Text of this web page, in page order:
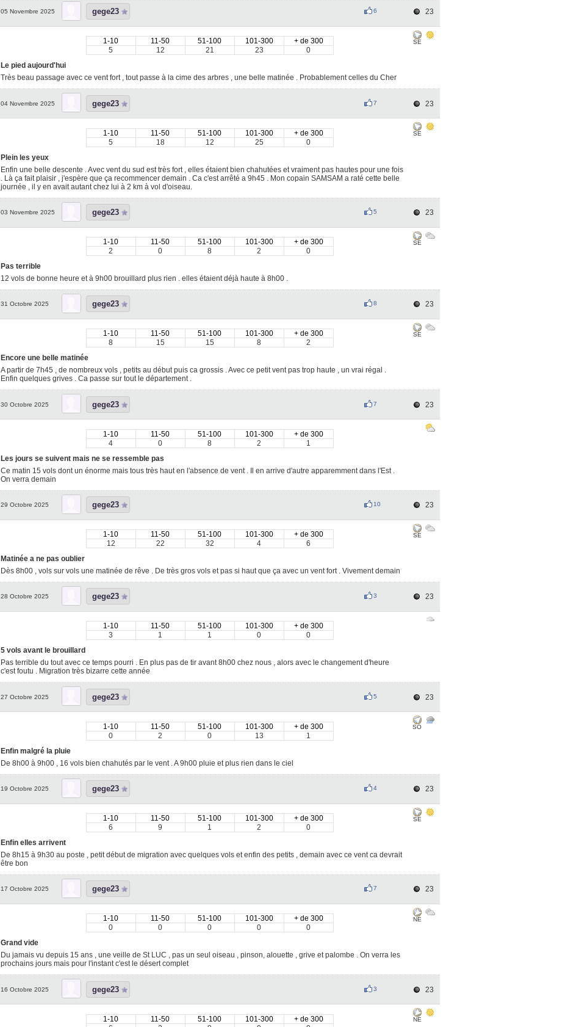
05 Novembre 2025 gege23 6 23
1-10 11-50 51-100 101-300
+ de 300
5
12 21 23
0
Le pied aujourd'hui
Très beau passage avec ce vent fort , tout passe à la cime des arbres , une belle matinée . Probablement celles du Cher
SE
04 Novembre 2025 gege23 7 23
1-10 11-50 51-100 101-300
+ de 300
5
18 12 25
0
Plein les yeux
Enfin une belle descente . Avec vent du sud est très fort , elles étaient bien chahutées et vraiment pas hautes pour une fois
. Là ça fait plaisir , j'espère que ça recommencer demain . Ca c'est arrêté a 9h45 . Mon copain SAMSAM a raté cette belle
journée , il y en avait autant chez lui à 2 km à vol d'oiseau.
SE
03 Novembre 2025 gege23 5 23
1-10 11-50 51-100 101-300
+ de 300
2
0 8 2
0
Pas terrible
12 vols de bonne heure et à 9h00 brouillard plus rien . elles étaient déjà haute à 8h00 .
SE
31 Octobre 2025 gege23 8 23
1-10 11-50 51-100 101-300
+ de 300
8
15 15 8
2
Encore une belle matinée
A partir de 7h45 , de nombreux vols , petits au début puis ca grossis . Avec ce petit vent pas trop haute , un vrai régal .
Enfin quelques grives . Ca passe sur tout le département .
SE
30 Octobre 2025 gege23 7 23
1-10 11-50 51-100 101-300
+ de 300
4
0 8 2
1
Les jours se suivent mais ne se ressemble pas
Ce matin 15 vols dont un énorme mais tous très haut en l'absence de vent . Il en arrive d'autre apparemment dans l'Est .
On verra demain
29 Octobre 2025 gege23 10 23
1-10 11-50 51-100 101-300
+ de 300
12
22 32 4
6
Matinée a ne pas oublier
Dès 8h00 , vols sur vols une matinée de rêve . De très gros vols et pas si haut que ça avec un vent fort . Vivement demain
SE
28 Octobre 2025 gege23 3 23
1-10 11-50 51-100 101-300
+ de 300
3
1 1 0
0
5 vols avant le brouillard
Pas terrible du tout avec ce temps pourri . En plus pas de tir avant 8h00 chez nous , alors avec le changement d'heure
c'est foutu . Migration très bizarre cette année
27 Octobre 2025 gege23 5 23
1-10 11-50 51-100 101-300
+ de 300
0
2 0 13
1
Enfin malgré la pluie
De 8h00 à 9h00 , 16 vols bien chahutés par le vent . A 9h00 pluie et plus rien dans le ciel
SO
19 Octobre 2025 gege23 4 23
1-10 11-50 51-100 101-300
+ de 300
6
9 1 2
0
Enfin elles arrivent
De 8h15 à 9h30 au poste , petit début de migration avec quelques vols et enfin des petits , demain avec ce vent ca devrait
être bon
SE
17 Octobre 2025 gege23 7 23
1-10 11-50 51-100 101-300
+ de 300
0
0 0 0
0
Grand vide
Du jamais vu depuis 15 ans , une veille de St LUC , pas un seul oiseau , pinson, alouette , grive et palombe . On verra les
prochains jours mais pour l'instant c'est le désert complet
NE
16 Octobre 2025 gege23 3 23
1-10 11-50 51-100 101-300
+ de 300
NE